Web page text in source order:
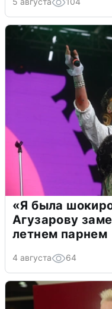
«Я была
Агузарову
летнем парнем
4 августа 64